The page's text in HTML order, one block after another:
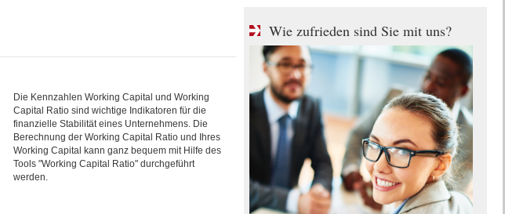
Die Kennzahlen Working Capital und Working
Capital Ratio sind wichtige Indikatoren für die
finanzielle Stabilität eines Unternehmens. Die
Berechnung der Working Capital Ratio und Ihres
Working Capital kann ganz bequem mit Hilfe des
Tools "Working Capital Ratio" durchgeführt
werden.
Wie zufrieden sind Sie mit uns?